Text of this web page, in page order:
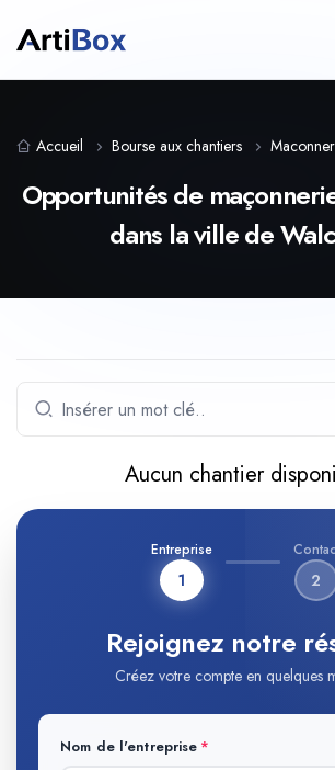
Accueil Bourse aux chantiers
Opportunités de
dans la ville de
Aucun chantier
Entreprise
1 2
Rejoignez notre
Créez votre compte en quelques
Nom de l'entreprise